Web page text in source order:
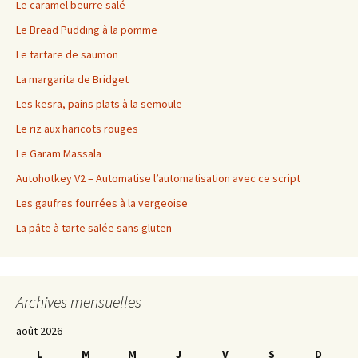
Le caramel beurre salé
Le Bread Pudding à la pomme
Le tartare de saumon
La margarita de Bridget
Les kesra, pains plats à la semoule
Le riz aux haricots rouges
Le Garam Massala
Autohotkey V2 – Automatise l’automatisation avec ce script
Les gaufres fourrées à la vergeoise
La pâte à tarte salée sans gluten
Archives mensuelles
août 2026
L
M M J V S D